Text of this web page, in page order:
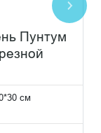
Пунтум
см